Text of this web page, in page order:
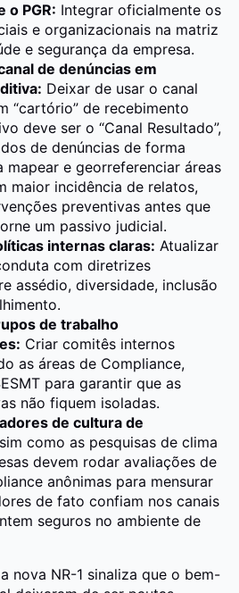
o PGR: Integrar oficialmente os
e organizacionais na matriz
e segurança da empresa.
de denúncias em
Deixar de usar o canal
“cartório” de recebimento
deve ser o “Canal Resultado”,
de denúncias de forma
mapear e georreferenciar áreas
maior incidência de relatos,
preventivas antes que
um passivo judicial.
internas claras: Atualizar
com diretrizes
assédio, diversidade, inclusão
de trabalho
Criar comitês internos
as áreas de Compliance,
para garantir que as
não fiquem isoladas.
de cultura de
como as pesquisas de clima
devem rodar avaliações de
anônimas para mensurar
de fato confiam nos canais
seguros no ambiente de
nova NR-1 sinaliza que o bem-